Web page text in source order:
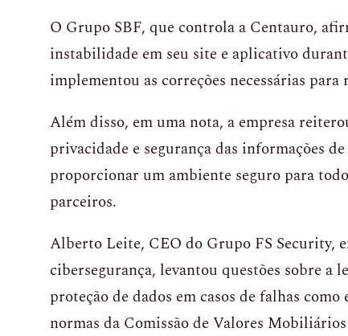
O Grupo SBF, que controla a Centauro,
instabilidade em seu site e aplicativo
implementou as correções necessárias
Além disso, em uma nota, a empresa
privacidade e segurança das informações
proporcionar um ambiente seguro para
parceiros.
Alberto Leite, CEO do Grupo FS Security,
cibersegurança, levantou questões sobre a
proteção de dados em casos de falhas
normas da Comissão de Valores